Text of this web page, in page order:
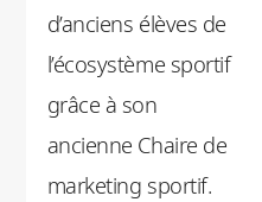
d’anciens élèves de
l’écosystème sportif
grâce à son
ancienne Chaire de
marketing sportif.